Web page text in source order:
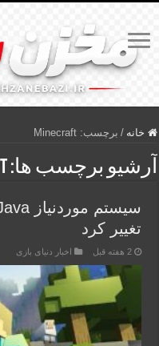
خانه / برچسب:Minecraft
آرشیو برچسب ها:
تغییر کرد
2 هفته قبل اخبار دنیای بازی